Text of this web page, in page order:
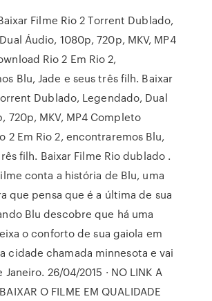
Filme Rio 2 Torrent Dublado,
Áudio, 1080p, 720p, MKV, MP4
Rio 2 Em Rio 2,
Blu, Jade e seus três filh. Baixar
Dublado, Legendado, Dual
720p, MKV, MP4 Completo
2 Em Rio 2, encontraremos Blu,
filh. Baixar Filme Rio dublado .
conta a história de Blu, uma
que pensa que é a última de sua
Blu descobre que há uma
o conforto de sua gaiola em
cidade chamada minnesota e vai
Janeiro. 26/04/2015 · NO LINK A
O FILME EM QUALIDADE